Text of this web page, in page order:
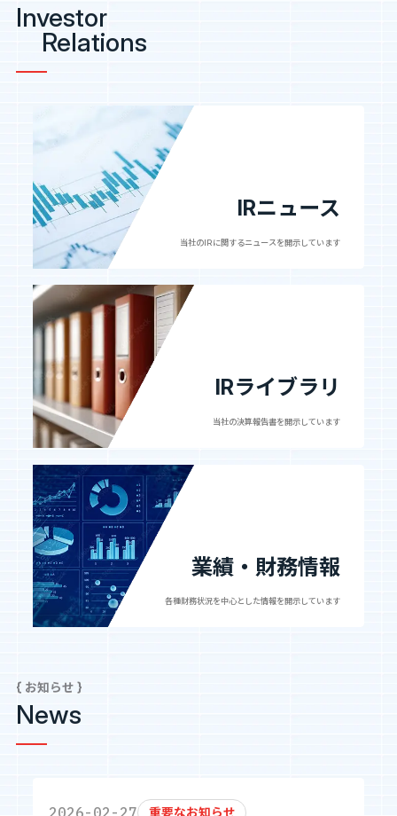
Investor
Relations
IRニュース
当社のIRに関するニュースを開示しています
IRライブラリ
当社の決算報告書を開示しています
業績・財務情報
各種財務状況を中心とした情報を開示しています
{ お知らせ }
News
2026-02-27 重要なお知らせ